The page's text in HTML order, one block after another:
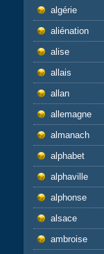
algérie
aliénation
alise
allais
allan
allemagne
almanach
alphabet
alphaville
alphonse
alsace
ambroise